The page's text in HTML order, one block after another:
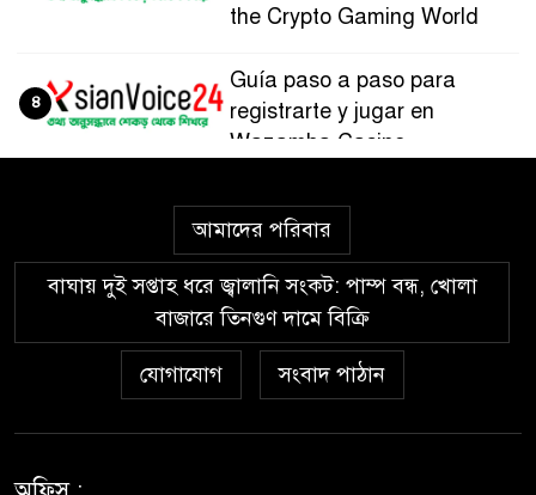
the Crypto Gaming World
Guía paso a paso para
registrarte y jugar en
Wazamba Casino
৪
Kako sam otkrio Lolajack
Casino – osobno iskustvo od
prve prijave do isplate
Westace Casino vs Ostala
Popularna Online Kazina:
Koja je Bolja Opcija?
৭
আমাদের পরিবার
বাঘায় দুই সপ্তাহ ধরে জ্বালানি সংকট: পাম্প বন্ধ, খোলা
বাজারে তিনগুণ দামে বিক্রি
যোগাযোগ সংবাদ পাঠান